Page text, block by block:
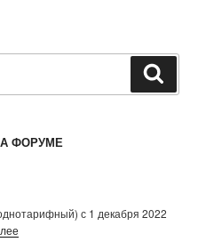
ФОРУМЕ
с 1 декабря 2022